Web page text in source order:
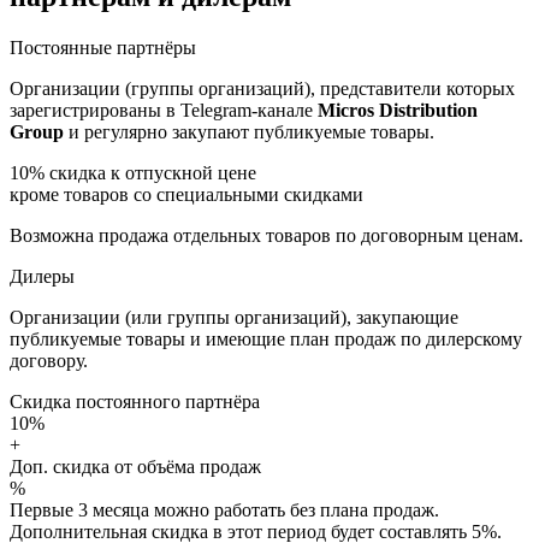
Постоянные партнёры
Организации (группы организаций), представители которых
зарегистрированы в Telegram-канале Micros Distribution
Group и регулярно закупают публикуемые товары.
10% скидка к отпускной цене
кроме товаров со специальными скидками
Возможна продажа отдельных товаров по договорным ценам.
Дилеры
Организации (или группы организаций), закупающие
публикуемые товары и имеющие план продаж по дилерскому
договору.
Скидка постоянного партнёра
10%
+
Доп. скидка от объёма продаж
%
Первые 3 месяца можно работать без плана продаж.
Дополнительная скидка в этот период будет составлять 5%.